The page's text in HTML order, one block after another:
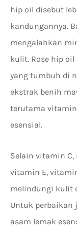
hip oil disebut
kandungannya.
mengalahkan
kulit. Rose hip
yang tumbuh di
ekstrak benih
terutama vitamin
esensial.
Selain vitamin
vitamin E,
melindungi kulit
Untuk perbaikan
asam lemak